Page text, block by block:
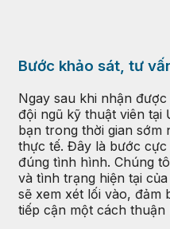
Bước khảo sát, tư
Ngay sau khi nhận
đội ngũ kỹ thuật viên tại
bạn trong thời gian sớm
thực tế. Đây là bước
đúng tình hình. Chúng
và tình trạng hiện tại
sẽ xem xét lối vào, đảm
tiếp cận một cách thuận